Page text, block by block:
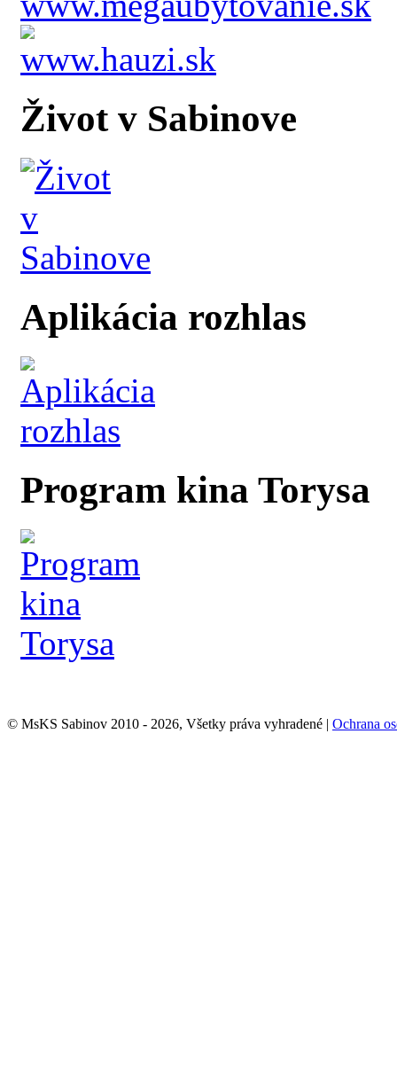
Život v Sabinove
Aplikácia rozhlas
Program kina Torysa
© MsKS Sabinov 2010 - 2026, Všetky práva vyhradené | Ochrana